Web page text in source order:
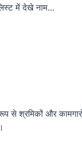
में देखे नाम…
श्रमिकों और